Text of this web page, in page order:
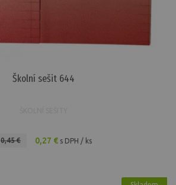
Školní sešit 644
0,45 € 0,27 € s DPH / ks